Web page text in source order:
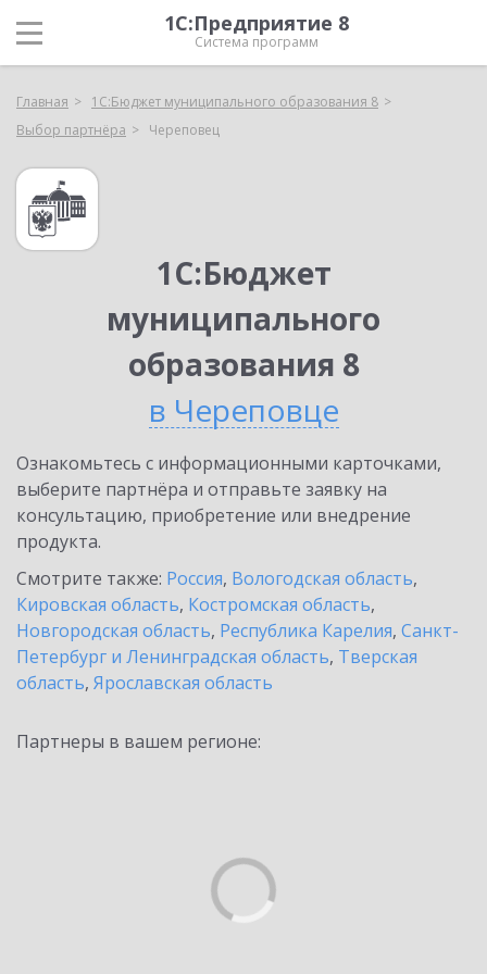
1С:Предприятие 8
Система программ
Главная
1С:Бюджет муниципального образования 8
Выбор партнёра
Череповец
1С:Бюджет
муниципального
образования 8
в Череповце
Ознакомьтесь с информационными карточками,
выберите партнёра и отправьте заявку на
консультацию, приобретение или внедрение
продукта.
Смотрите также: Россия, Вологодская область,
Кировская область, Костромская область,
Новгородская область, Республика Карелия, Санкт-
Петербург и Ленинградская область, Тверская
область, Ярославская область
Партнеры в вашем регионе: